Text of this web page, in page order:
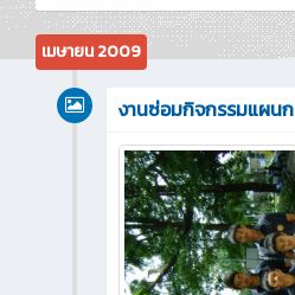
เมษายน 2009
งานซ่อมกิจกรรมแผนก